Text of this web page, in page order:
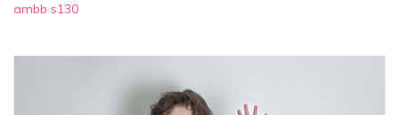
ambb s130